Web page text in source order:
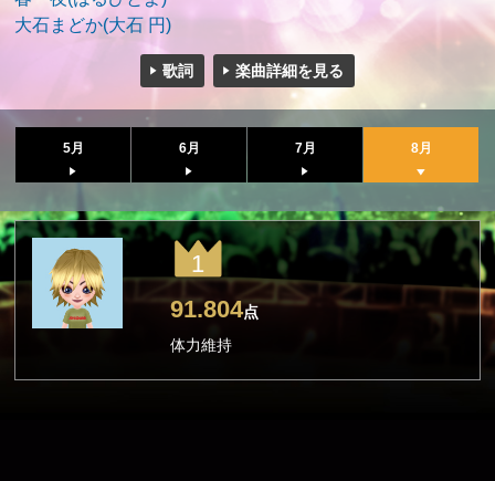
大石まどか(大石 円)
歌詞 楽曲詳細を見る
5月 6月 7月 8月
1
91.804点
体力維持